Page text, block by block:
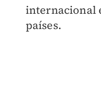
internacional
países.